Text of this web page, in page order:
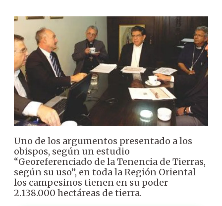
Uno de los argumentos presentado a los
obispos, según un estudio
“Georeferenciado de la Tenencia de Tierras,
según su uso”, en toda la Región Oriental
los campesinos tienen en su poder
2.138.000 hectáreas de tierra.